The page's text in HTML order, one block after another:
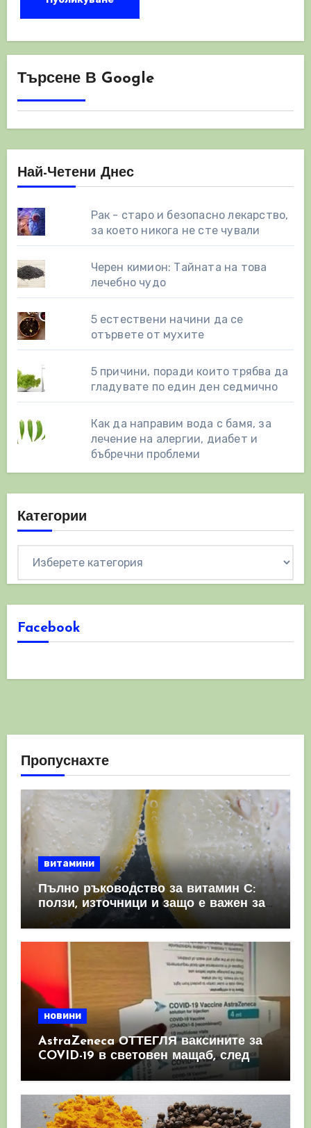
Търсене В Google
Най-Четени Днес
Рак - старо и безопасно лекарство,
за което никога не сте чували
Черен кимион: Тайната на това
лечебно чудо
5 естествени начини да се
отървете от мухите
5 причини, поради които трябва да
гладувате по един ден седмично
Как да направим вода с бамя, за
лечение на алергии, диабет и
бъбречни проблеми
Категории
Facebook
Пропуснахте
витамини
Пълно ръководство за витамин С:
ползи, източници и защо е важен за
имунната система
новини
AstraZeneca ОТТЕГЛЯ ваксините за
COVID-19 в световен мащаб, след
като призна, че те причиняват